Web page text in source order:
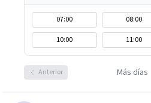
07:00 08:00
10:00
11:00
Anterior Más días